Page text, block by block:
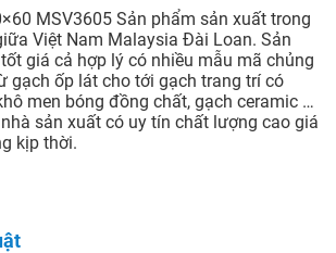
MSV3605 Sản phẩm sản xuất trong
Việt Nam Malaysia Đài Loan. Sản
giá cả hợp lý có nhiều mẫu mã chủng
gạch ốp lát cho tới gạch trang trí có
men bóng đồng chất, gạch ceramic …
sản xuất có uy tín chất lượng cao giá
kịp thời.